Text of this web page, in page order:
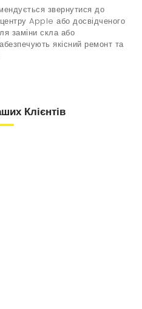
звернутися до
Apple або досвідченого
заміни скла або
якісний ремонт та
Клієнтів